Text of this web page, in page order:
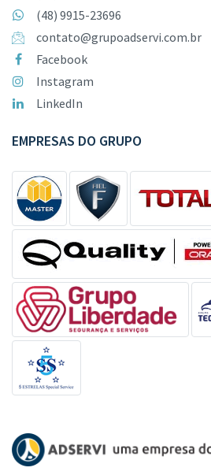
(48) 9915-23696
contato@grupoadservi.com.br
Facebook
Instagram
LinkedIn
EMPRESAS DO GRUPO